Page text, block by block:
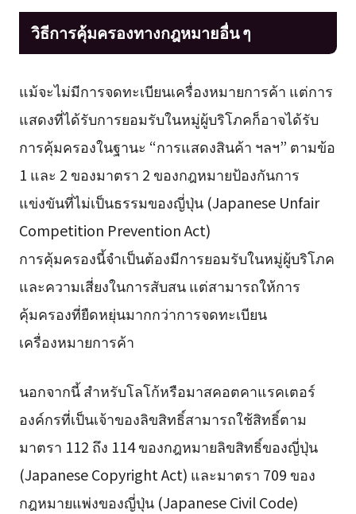
วิธีการคุ้มครองทางกฎหมายอื่น ๆ
แม้จะไม่มีการจดทะเบียนเครื่องหมายการค้า แต่การ
แสดงที่ได้รับการยอมรับในหมู่ผู้บริโภคก็อาจได้รับ
การคุ้มครองในฐานะ “การแสดงสินค้า ฯลฯ” ตามข้อ
1 และ 2 ของมาตรา 2 ของกฎหมายป้องกันการ
แข่งขันที่ไม่เป็นธรรมของญี่ปุ่น (Japanese Unfair
Competition Prevention Act)
การคุ้มครองนี้จำเป็นต้องมีการยอมรับในหมู่ผู้บริโภค
และความเสี่ยงในการสับสน แต่สามารถให้การ
คุ้มครองที่ยืดหยุ่นมากกว่าการจดทะเบียน
เครื่องหมายการค้า
นอกจากนี้ สำหรับโลโก้หรือมาสคอตคาแรคเตอร์
องค์กรที่เป็นเจ้าของลิขสิทธิ์สามารถใช้สิทธิ์ตาม
มาตรา 112 ถึง 114 ของกฎหมายลิขสิทธิ์ของญี่ปุ่น
(Japanese Copyright Act) และมาตรา 709 ของ
กฎหมายแพ่งของญี่ปุ่น (Japanese Civil Code)